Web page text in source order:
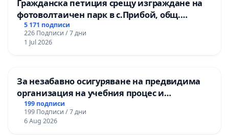
Гражданска петиция срещу изграждане на
фотоволтаичен парк в с.Прибой, общ.
Радомир
5 171 подписи
226 Подписи / 7 дни
1 Jul 2026
За незабавно осигуряване на предвидима
организация на учебния процес и
гарантиране на правото на равнопоставено
и качествено образование на учениците от
ОУ „Княз Александър I“ и Хуманитарна
199 подписи
199 Подписи / 7 дни
6 Aug 2026